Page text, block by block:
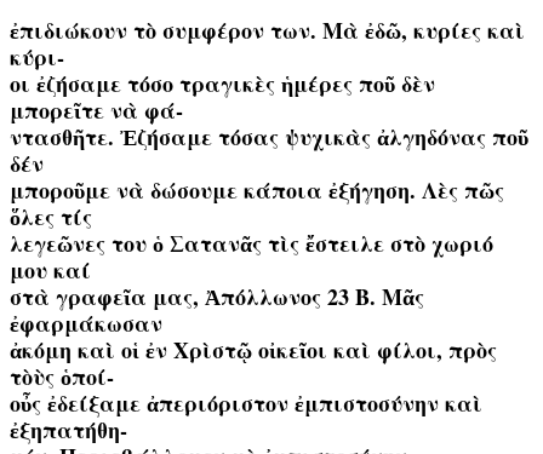
ἐπιδιώκουν τὸ συμφέρον των. Μὰ ἐδῶ, κυρίες καὶ
κύρι-
oι ἐζήσαμε τόσο τραγικὲς ἡμέρες ποῦ δὲν
μπορεῖτε νὰ φά-
ντασθῆτε. Ἐζήσαμε τόσας ψυχικὰς ἀλγηδόνας ποῦ
δέν
μποροῦμε νὰ δώσουμε κάποια ἐξήγηση. Λὲς πῶς
ὅλες τίς
λεγεῶνες του ὁ Σατανᾶς τὶς ἔστειλε στὸ χωριό
μου καί
στὰ γραφεῖα μας, Ἀπόλλωνος 23 Β. Μᾶς
ἐφαρμάκωσαν
ἀκόμη καὶ οἱ ἐν Χρὶστῷ οἰκεῖοι καὶ φίλοι, πρὸς
τὸὺς ὁποί-
οὖς ἐδείξαμε ἀπεριόριστον ἐμπιστοσύνην καὶ
ἐξηπατήθη-